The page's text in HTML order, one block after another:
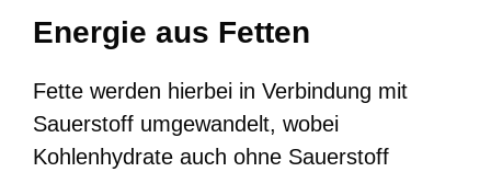
Energie aus Fetten
Fette werden hierbei in Verbindung mit
Sauerstoff umgewandelt, wobei
Kohlenhydrate auch ohne Sauerstoff